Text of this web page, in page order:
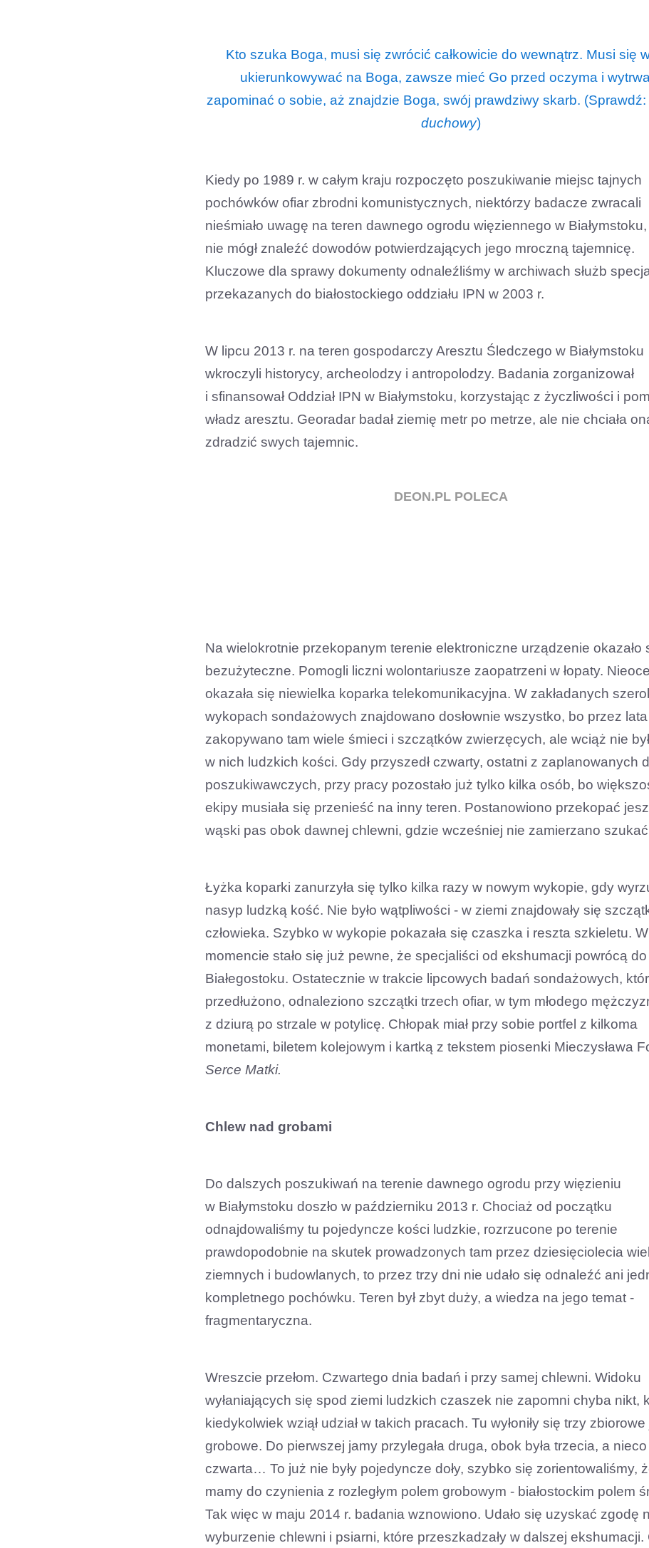
Kto szuka Boga, musi się zwrócić całkowicie do wewnątrz. Musi się
ukierunkowywać na Boga, zawsze mieć Go przed oczyma i
zapominać o sobie, aż znajdzie Boga, swój prawdziwy skarb. (Sprawdź:
duchowy)
Kiedy po 1989 r. w całym kraju rozpoczęto poszukiwanie miejsc tajnych
pochówków ofiar zbrodni komunistycznych, niektórzy badacze zwracali
nieśmiało uwagę na teren dawnego ogrodu więziennego w
nie mógł znaleźć dowodów potwierdzających jego mroczną tajemnicę.
Kluczowe dla sprawy dokumenty odnaleźliśmy w archiwach służb
przekazanych do białostockiego oddziału IPN w 2003 r.
W lipcu 2013 r. na teren gospodarczy Aresztu Śledczego w Białymstoku
wkroczyli historycy, archeolodzy i antropolodzy. Badania zorganizował
i sfinansował Oddział IPN w Białymstoku, korzystając z życzliwości i
władz aresztu. Georadar badał ziemię metr po metrze, ale nie chciała
zdradzić swych tajemnic.
DEON.PL POLECA
Na wielokrotnie przekopanym terenie elektroniczne urządzenie okazało
bezużyteczne. Pomogli liczni wolontariusze zaopatrzeni w łopaty.
okazała się niewielka koparka telekomunikacyjna. W zakładanych
wykopach sondażowych znajdowano dosłownie wszystko, bo przez lata
zakopywano tam wiele śmieci i szczątków zwierzęcych, ale wciąż nie
w nich ludzkich kości. Gdy przyszedł czwarty, ostatni z zaplanowanych
poszukiwawczych, przy pracy pozostało już tylko kilka osób, bo
ekipy musiała się przenieść na inny teren. Postanowiono przekopać
wąski pas obok dawnej chlewni, gdzie wcześniej nie zamierzano
Łyżka koparki zanurzyła się tylko kilka razy w nowym wykopie, gdy
nasyp ludzką kość. Nie było wątpliwości - w ziemi znajdowały się
człowieka. Szybko w wykopie pokazała się czaszka i reszta szkieletu.
momencie stało się już pewne, że specjaliści od ekshumacji powrócą do
Białegostoku. Ostatecznie w trakcie lipcowych badań sondażowych,
przedłużono, odnaleziono szczątki trzech ofiar, w tym młodego
z dziurą po strzale w potylicę. Chłopak miał przy sobie portfel z kilkoma
monetami, biletem kolejowym i kartką z tekstem piosenki Mieczysława
Serce Matki.
Chlew nad grobami
Do dalszych poszukiwań na terenie dawnego ogrodu przy więzieniu
w Białymstoku doszło w październiku 2013 r. Chociaż od początku
odnajdowaliśmy tu pojedyncze kości ludzkie, rozrzucone po terenie
prawdopodobnie na skutek prowadzonych tam przez dziesięciolecia
ziemnych i budowlanych, to przez trzy dni nie udało się odnaleźć ani
kompletnego pochówku. Teren był zbyt duży, a wiedza na jego temat -
fragmentaryczna.
Wreszcie przełom. Czwartego dnia badań i przy samej chlewni. Widoku
wyłaniających się spod ziemi ludzkich czaszek nie zapomni chyba nikt,
kiedykolwiek wziął udział w takich pracach. Tu wyłoniły się trzy
grobowe. Do pierwszej jamy przylegała druga, obok była trzecia, a
czwarta… To już nie były pojedyncze doły, szybko się zorientowaliśmy,
mamy do czynienia z rozległym polem grobowym - białostockim polem
Tak więc w maju 2014 r. badania wznowiono. Udało się uzyskać zgodę
wyburzenie chlewni i psiarni, które przeszkadzały w dalszej ekshumacji.